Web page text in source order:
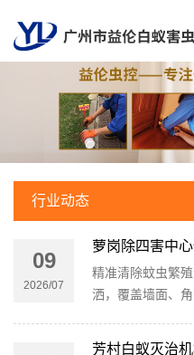
行业动态
09
2026/07
萝岗除四害中
精准清除蚊虫繁
洒，覆盖墙面、
芳村白蚁灭治